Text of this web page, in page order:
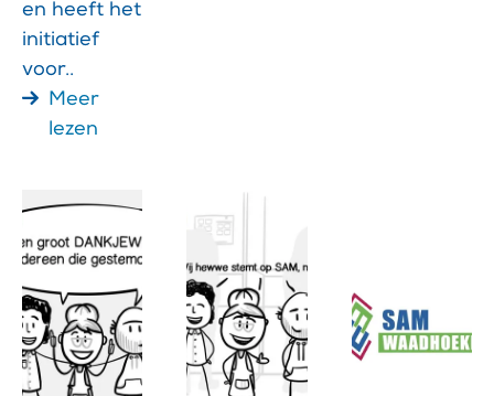
en heeft het
initiatief
voor..
Meer
lezen